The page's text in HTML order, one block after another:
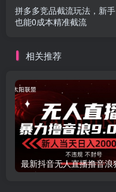
拼多多竞品截流玩法，新手
也能0成本精准截流
相关推荐